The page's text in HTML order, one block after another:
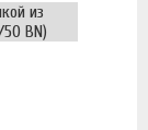
из
BN)